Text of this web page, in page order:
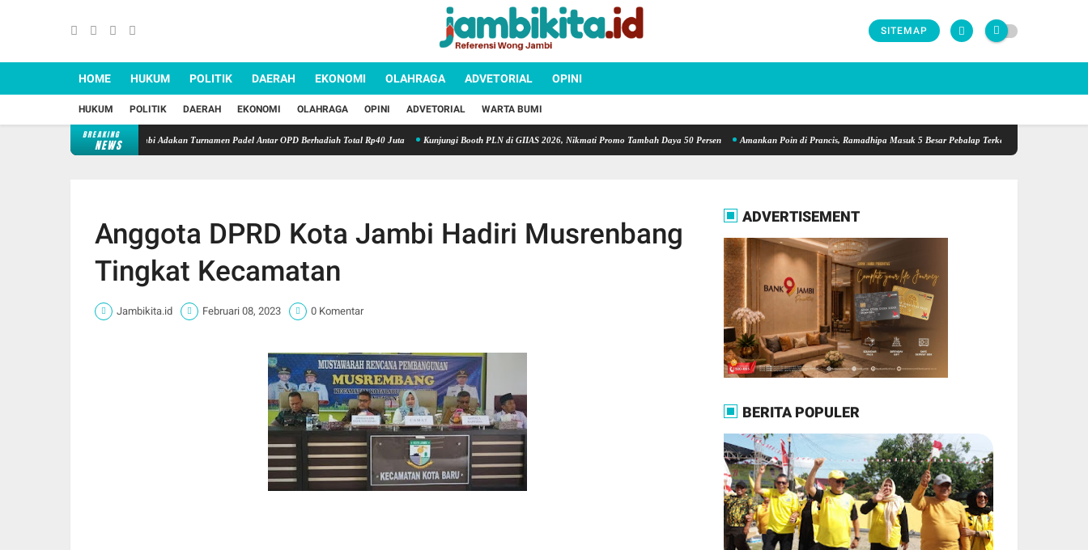
SITEMAP
HOME HUKUM POLITIK DAERAH EKONOMI OLAHRAGA ADVETORIAL OPINI
HUKUM POLITIK DAERAH EKONOMI OLAHRAGA OPINI ADVETORIAL WARTA BUMI
BREAKING
NEWS
ke-81 RI, Dinas PUTR Jambi Adakan Turnamen Padel Antar OPD Berhadiah Total Rp40 Juta Kunjungi Booth PLN di GIIAS 2026, Nikmati Promo Tambah Daya 50 Persen Amankan Poin di Prancis, Ramadhipa Masuk 5 Besar Pebalap Terkencang paruh Musim
Anggota DPRD Kota Jambi Hadiri Musrenbang
Tingkat Kecamatan
Jambikita.id Februari 08, 2023 0 Komentar
ADVERTISEMENT
BERITA POPULER